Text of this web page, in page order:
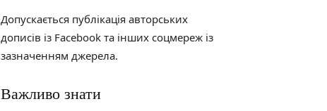
Допускається публікація авторських
дописів із Facebook та інших соцмереж із
зазначенням джерела.
Важливо знати